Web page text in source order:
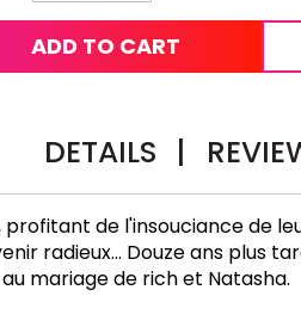
ADD TO CART
DETAILS |
de l'insouciance de
radieux... Douze ans plus
mariage de rich et Natasha.